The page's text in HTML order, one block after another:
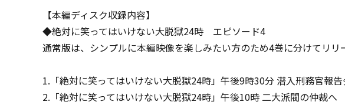
【本編ディスク収録内容】
◆絶対に笑ってはいけない大脱獄24時 エピソード4
通常版は、シンプルに本編映像を楽しみたい方のため4巻に分けてリリ
1.「絶対に笑ってはいけない大脱獄24時」午後9時30分 潜入刑務官報
2.「絶対に笑ってはいけない大脱獄24時」午後10時 二大派閥の仲裁へ